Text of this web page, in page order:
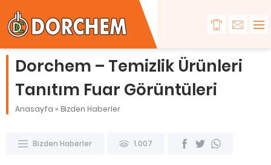
Dorchem – Temizlik Ürünleri
Tanıtım Fuar Görüntüleri
Anasayfa » Bizden Haberler
Bizden Haberler 1.007